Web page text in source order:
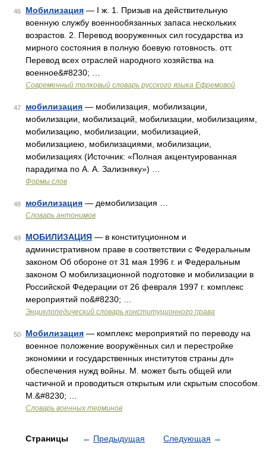
46 Мобилизация — I ж. 1. Призыв на действительную
военную службу военнообязанных запаса нескольких
возрастов. 2. Перевод вооруженных сил государства из
мирного состояния в полную боевую готовность. отт.
Перевод всех отраслей народного хозяйства на
военное&#8230; …
Современный толковый словарь русского языка Ефремовой
47 мобилизация — мобилизация, мобилизации,
мобилизации, мобилизаций, мобилизации, мобилизациям,
мобилизацию, мобилизации, мобилизацией,
мобилизациею, мобилизациями, мобилизации,
мобилизациях (Источник: «Полная акцентуированная
парадигма по А. А. Зализняку») …
Формы слов
48 мобилизация — демобилизация …
Словарь антонимов
49 МОБИЛИЗАЦИЯ — в конституционном и
административном праве в соответствии с Федеральным
законом Об обороне от 31 мая 1996 г. и Федеральным
законом О мобилизационной подготовке и мобилизации в
Российской Федерации от 26 февраля 1997 г. комплекс
мероприятий по&#8230; …
Энциклопедический словарь конституционного права
50 Мобилизация — комплекс мероприятий по переводу на
военное положение вооружённых сил и перестройке
экономики и государственных институтов страны дл»
обеспечения нужд войны. М. может быть общей или
частичной и проводиться открытым или скрытым способом.
М.&#8230; …
Словарь военных терминов
Страницы ← Предыдущая Следующая →